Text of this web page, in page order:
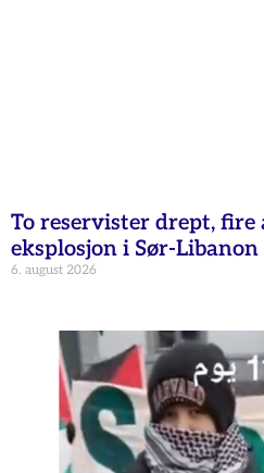
To reservister drept, fire
eksplosjon i Sør-Libanon
6. august 2026